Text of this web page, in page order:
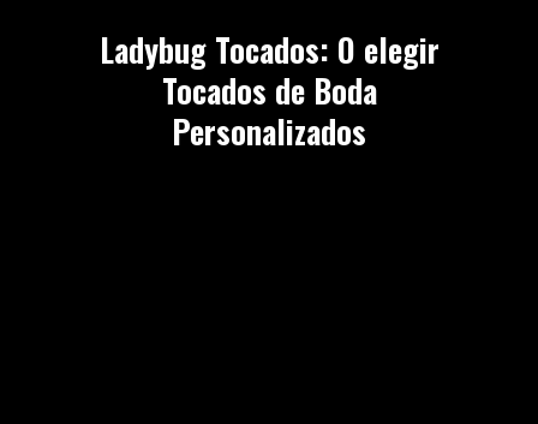
Ladybug Tocados: O elegir
Tocados de Boda
Personalizados